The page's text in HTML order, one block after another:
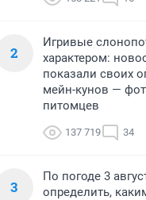
2
Игривые
характером:
показали своих
мейн-кунов —
питомцев
137 719 34
3
По погоде 3
определить,